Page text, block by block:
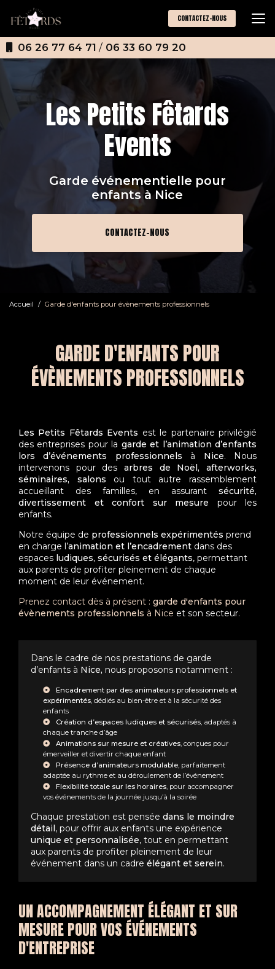
contenu
principal
06 26 77 64 71 / 06 33 60 79 20
CONTACTEZ-NOUS
Les Petits Fêtards
Events
Garde événementielle pour
enfantsà Nice
CONTACTEZ-NOUS
Accueil Garde d'enfants pour évènements professionnels
GARDE D'ENFANTS POUR
ÉVÈNEMENTS PROFESSIONNELS
Les Petits Fêtards Events est le partenaire privilégié
des entreprises pour la garde et l’animation d’enfants
lors d’événements professionnels à Nice. Nous
intervenons pour des arbres de Noël, afterworks,
séminaires, salons ou tout autre rassemblement
accueillant des familles, en assurant sécurité,
divertissement et confort sur mesure pour les
enfants.
Notre équipe de professionnels expérimentés prend
en charge l’animation et l’encadrement dans des
espaces ludiques, sécurisés et élégants, permettant
aux parents de profiter pleinement de chaque
moment de leur événement.
Prenez contact dès à présent : garde d'enfants pour
évènements professionnels à Nice et son secteur.
Dans le cadre de nos prestations de garde
d’enfants à Nice, nous proposons notamment :
Encadrement par des animateurs professionnels et
expérimentés , dédiés au bien-être et à la sécurité des
enfants
Création d’espaces ludiques et sécurisés , adaptés à
chaque tranche d’âge
Animations sur mesure et créatives , conçues pour
émerveiller et divertir chaque enfant
Présence d’animateurs modulable , parfaitement
adaptée au rythme et au déroulement de l’événement
Flexibilité totale sur les horaires , pour accompagner
vos événements de la journée jusqu’à la soirée
Chaque prestation est pensée dans le moindre
détail, pour offrir aux enfants une expérience
unique et personnalisée, tout en permettant
aux parents de profiter pleinement de leur
événement dans un cadre élégant et serein.
UN ACCOMPAGNEMENT ÉLÉGANT ET SUR
MESURE POUR VOS ÉVÉNEMENTS
D'ENTREPRISE